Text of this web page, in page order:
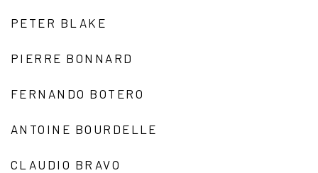
PETER BLAKE
PIERRE BONNARD
FERNANDO BOTERO
ANTOINE BOURDELLE
CLAUDIO BRAVO